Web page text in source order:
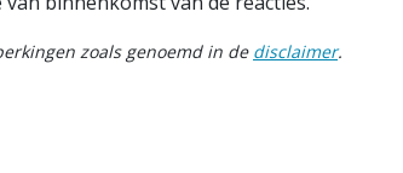
zoals genoemd in de disclaimer.